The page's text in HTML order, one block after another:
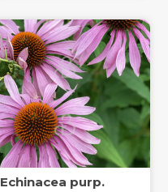
Echinacea purp.